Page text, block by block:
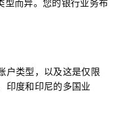
型而异。您的银行业务布
户类型，以及这是仅限
印度和印尼的多国业